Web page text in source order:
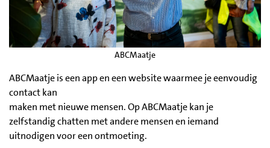
ABCMaatje
ABCMaatje is een app en een website waarmee je eenvoudig
contact kan
maken met nieuwe mensen. Op ABCMaatje kan je
zelfstandig chatten met andere mensen en iemand
uitnodigen voor een ontmoeting.